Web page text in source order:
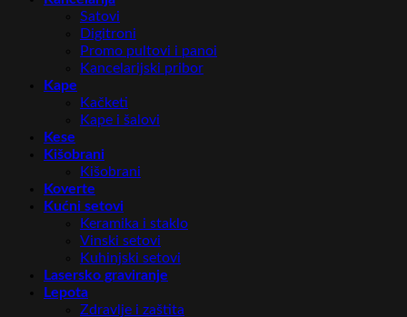
Satovi
Digitroni
Promo pultovi i panoi
Kancelarijski pribor
Kape
Kačketi
Kape i šalovi
Kese
Kišobrani
Kišobrani
Koverte
Kućni setovi
Keramika i staklo
Vinski setovi
Kuhinjski setovi
Lasersko graviranje
Lepota
Zdravlje i zaštita